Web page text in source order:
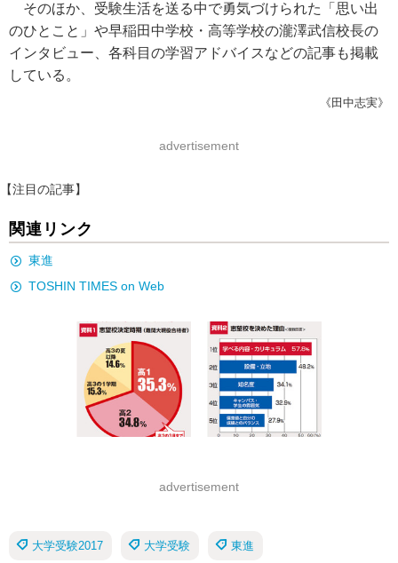
そのほか、受験生活を送る中で勇気づけられた「思い出
のひとこと」や早稲田中学校・高等学校の瀧澤武信校長の
インタビュー、各科目の学習アドバイスなどの記事も掲載
している。
《田中志実》
advertisement
【注目の記事】
関連リンク
東進
TOSHIN TIMES on Web
advertisement
大学受験2017 大学受験 東進